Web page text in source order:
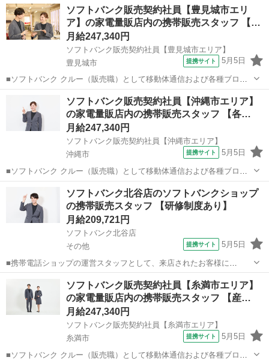
ソフトバンク販売契約社員【豊見城市エリ
ア】の家電量販店内の携帯販売スタッフ 【…
月給247,340円
ソフトバンク販売契約社員【豊見城市エリア】
豊見城市
提携サイト 5月5日
■ソフトバンク クルー（販売職）として移動体通信および各種ブロー
ドバンドサービスの提案・販売をお任せします。 【具体的な業務内
容】 ・スマートフォンなどの販売 ・新規加入やプラン変更の事務手続
き ・その他、各種商品・サービ...
豊見城市 その他
ソフトバンク販売契約社員【沖縄市エリア】
の家電量販店内の携帯販売スタッフ 【各…
月給247,340円
ソフトバンク販売契約社員【沖縄市エリア】
沖縄市
提携サイト 5月5日
■ソフトバンク クルー（販売職）として移動体通信および各種ブロー
ドバンドサービスの提案・販売をお任せします。 【具体的な業務内
容】 ・スマートフォンなどの販売 ・新規加入やプラン変更の事務手続
き ・その他、各種商品・サービ...
その他
ソフトバンク北谷店のソフトバンクショップ
の携帯販売スタッフ 【研修制度あり】
月給209,721円
ソフトバンク北谷店
その他
提携サイト 5月5日
■携帯電話ショップの運営スタッフとして、来店されたお客様に
Android、iPhone、iPadなどの端末及びプランを提案します。 最初は
緊張するかもしれませんが、「お客様のお役に立ちたい」というお気
持ちがあれば大丈夫です。...
その他
ソフトバンク販売契約社員【糸満市エリア】
の家電量販店内の携帯販売スタッフ 【産…
月給247,340円
ソフトバンク販売契約社員【糸満市エリア】
糸満市
提携サイト 5月5日
■ソフトバンク クルー（販売職）として移動体通信および各種ブロー